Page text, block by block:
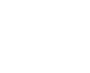
listára, Nora